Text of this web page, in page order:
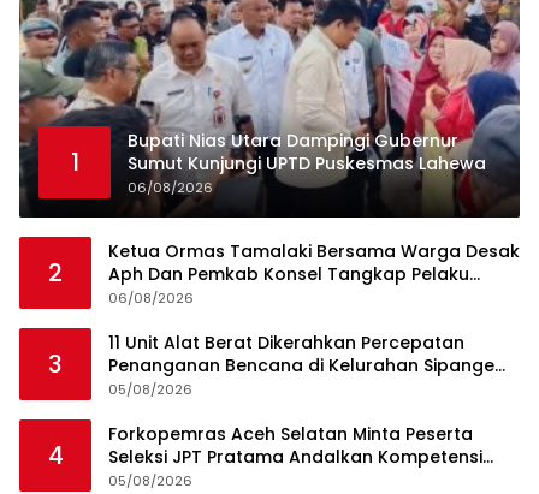
1
Bupati Nias Utara Dampingi Gubernur
Sumut Kunjungi UPTD Puskesmas Lahewa
06/08/2026
2
Ketua Ormas Tamalaki Bersama Warga Desak
Aph Dan Pemkab Konsel Tangkap Pelaku
Angkut Cangkang Sawit Overload, Truk PT KAP
06/08/2026
3
11 Unit Alat Berat Dikerahkan Percepatan
Penanganan Bencana di Kelurahan Sipange
Kecamatan Tukka
05/08/2026
4
Forkopemras Aceh Selatan Minta Peserta
Seleksi JPT Pratama Andalkan Kompetensi
dan Integritas, Bukan Kedekatan
05/08/2026